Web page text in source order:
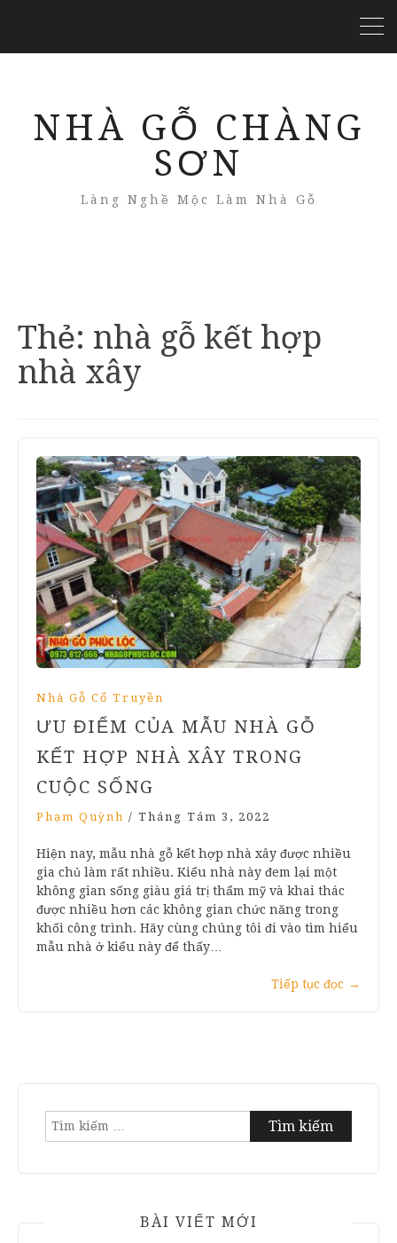
NHÀ GỖ CHÀNG
SƠN
Làng Nghề Mộc Làm Nhà Gỗ
Thẻ: nhà gỗ kết hợp
nhà xây
Nhà Gỗ Cổ Truyền
ƯU ĐIỂM CỦA MẪU NHÀ GỖ
KẾT HỢP NHÀ XÂY TRONG
CUỘC SỐNG
Phạm Quỳnh / Tháng Tám 3, 2022
Hiện nay, mẫu nhà gỗ kết hợp nhà xây được nhiều
gia chủ làm rất nhiều. Kiểu nhà này đem lại một
không gian sống giàu giá trị thẩm mỹ và khai thác
được nhiều hơn các không gian chức năng trong
khối công trình. Hãy cùng chúng tôi đi vào tìm hiểu
mẫu nhà ở kiểu này để thấy…
Tiếp tục đọc →
Tìm
BÀI VIẾT MỚI